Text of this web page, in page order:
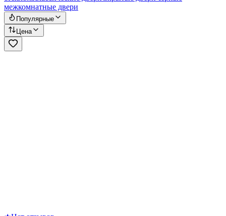
межкомнатные двери
Популярные
Цена